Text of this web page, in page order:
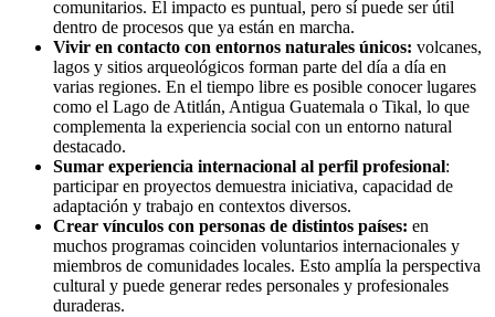
comunitarios. El impacto es puntual, pero sí puede ser útil
dentro de procesos que ya están en marcha.
Vivir en contacto con entornos naturales únicos: volcanes,
lagos y sitios arqueológicos forman parte del día a día en
varias regiones. En el tiempo libre es posible conocer lugares
como el Lago de Atitlán, Antigua Guatemala o Tikal, lo que
complementa la experiencia social con un entorno natural
destacado.
Sumar experiencia internacional al perfil profesional:
participar en proyectos demuestra iniciativa, capacidad de
adaptación y trabajo en contextos diversos.
Crear vínculos con personas de distintos países: en
muchos programas coinciden voluntarios internacionales y
miembros de comunidades locales. Esto amplía la perspectiva
cultural y puede generar redes personales y profesionales
duraderas.